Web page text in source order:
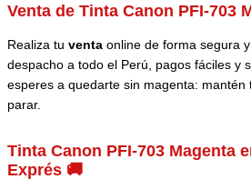
Venta de Tinta Canon PFI-703
Realiza tu venta online de forma segura
despacho a todo el Perú, pagos fáciles y
esperes a quedarte sin magenta: mantén
parar.
Tinta Canon PFI-703 Magenta
Exprés 🚚